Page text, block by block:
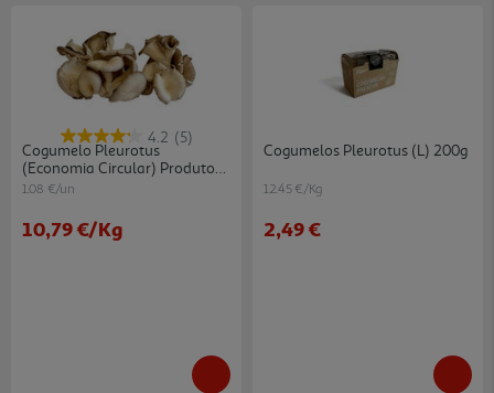
4.2 (5)
Cogumelo Pleurotus
(economia Circular) Produto
Local Kg
1.08 €/un
10,79 €/Kg
Cogumelos Pleurotus (l) 200g
12.45 €/Kg
2,49 €